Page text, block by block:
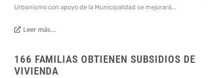
Urbanismo con apoyo de la Municipalidad se mejorará...
Leer más...
166 FAMILIAS OBTIENEN SUBSIDIOS DE
VIVIENDA